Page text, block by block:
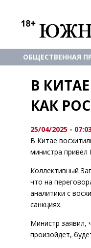
ОБЩЕСТВЕННАЯ
В
КАК
25/04/2025 - 07:03
В Китае
министра привел
Коллективный
что на
аналитики с
санкциях.
Министр заявил,
произойдет,